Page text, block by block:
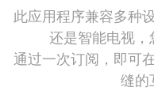
此应用程序兼容多种
还是智能电视，
通过一次订阅，即可
缝的